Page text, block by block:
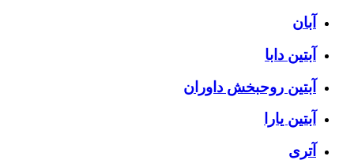
آبان
آبتین دابا
آبتین روحبخش داوران
آبتین یارا
آتری